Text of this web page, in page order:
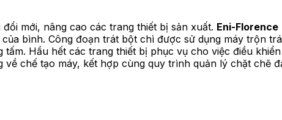
mới, nâng cao các trang thiết bị sản xuất. Eni-Florence
bình. Công đoạn trát bột chì được sử dụng máy trộn
Hầu hết các trang thiết bị phục vụ cho việc điều
chế tạo máy, kết hợp cùng quy trình quản lý chặt chẽ